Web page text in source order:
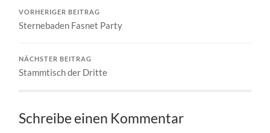
VORHERIGER BEITRAG
Sternebaden Fasnet Party
NÄCHSTER BEITRAG
Stammtisch der Dritte
Schreibe einen Kommentar